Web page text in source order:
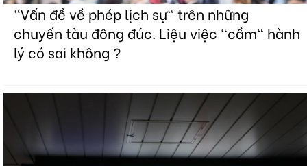
"Vấn đề về phép lịch sự" trên những
chuyến tàu đông đúc. Liệu việc "cầm" hành
lý có sai không ?